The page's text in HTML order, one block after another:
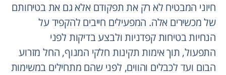
חיוני המבטיח לא רק את תפקודם אלא גם את בטיחותם
של מכשירים אלה. המפעילים חייבים להקפיד על
הנחיות בטיחות קפדניות ולבצע בדיקות לפני
התפעול, תוך אימות תקינות חלקי המנוף, החל מזרוע
הבום ועד לכבלים והווים, לפני שהם מתחילים במשימות